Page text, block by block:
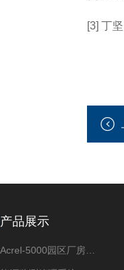
[3] 丁
产品展示